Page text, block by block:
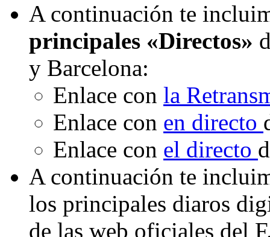
A continuación te
principales «Directos»
y Barcelona:
Enlace con la
Enlace con en directo
Enlace con el directo
A continuación te
los principales diaros
de las web oficiales del